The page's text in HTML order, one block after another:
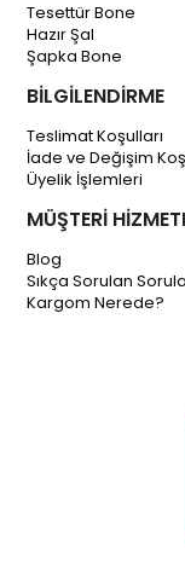
Tesettür Bone
Hazır Şal
Şapka Bone
BİLGİLENDİRME
Teslimat Koşulları
İade ve Değişim
Üyelik İşlemleri
MÜŞTERİ
Blog
Sıkça Sorulan
Kargom Nerede?